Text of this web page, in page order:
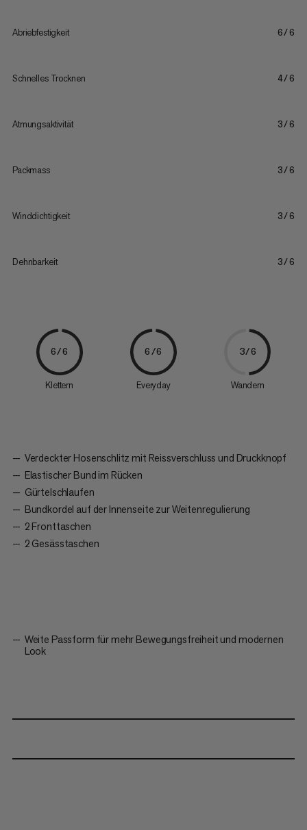
Abriebfestigkeit 6/6
Schnelles Trocknen 4/6
Atmungsaktivität 3/6
Packmass 3/6
Winddichtigkeit 3/6
Dehnbarkeit 3/6
6/6
Klettern
6/6
Everyday
3/6
Wandern
Verdeckter Hosenschlitz mit Reissverschluss und Druckknopf
Elastischer Bund im Rücken
Gürtelschlaufen
Bundkordel auf der Innenseite zur Weitenregulierung
2 Fronttaschen
2 Gesässtaschen
Weite Passform für mehr Bewegungsfreiheit und modernen
Look